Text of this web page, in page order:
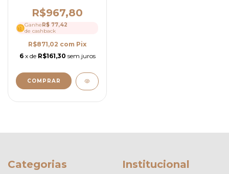
R$967,80
Ganhe R$ 77,42
de cashback
R$871,02 com Pix
6 x de R$161,30 sem juros
COMPRAR
Categorias Institucional